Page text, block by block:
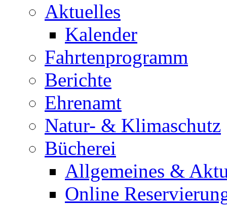
Aktuelles
Kalender
Fahrtenprogramm
Berichte
Ehrenamt
Natur- & Klimaschutz
Bücherei
Allgemeines &
Online